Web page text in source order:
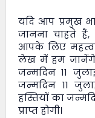
यदि आप प्रमुख
जानना चाहते
आपके लिए
लेख में हम जानेंगे
जन्मदिन 11
जन्मदिन 11
हस्तियों का
प्राप्त होगी।